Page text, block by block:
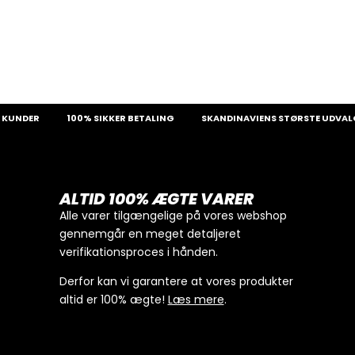
100% SIKKER BETALING SKANDINAVIENS STØRSTE UDVALG AF
ALTID 100% ÆGTE VARER
Alle varer tilgængelige på vores webshop
gennemgår en meget detaljeret
verifikationsproces i hånden.
Derfor kan vi garantere at vores produkter
altid er 100% ægte! Læs mere.